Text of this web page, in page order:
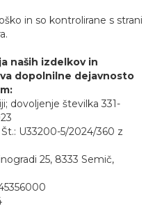
in so kontrolirane s strani
naših izdelkov in
dopolnilne dejavnosto
dovoljenje številka 331-
U33200-5/2024/360 z
25, 8333 Semič,